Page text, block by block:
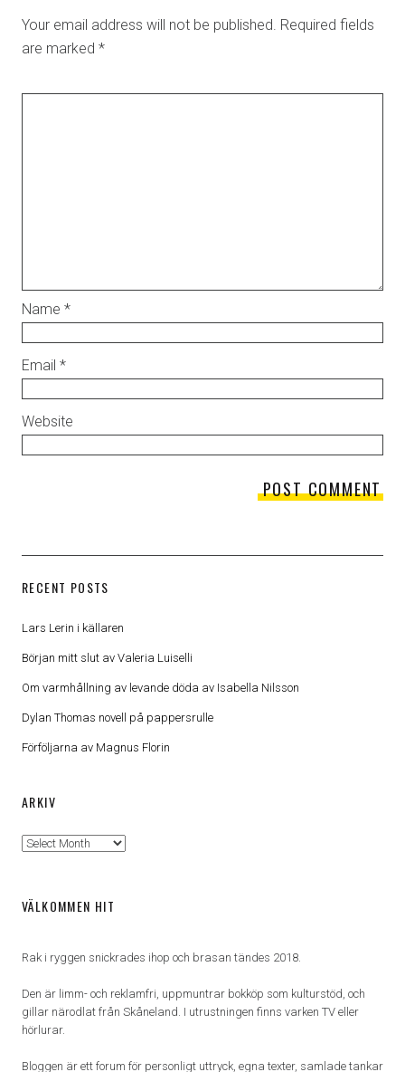
Your email address will not be published. Required fields
are marked *
Name *
Email *
Website
RECENT POSTS
Lars Lerin i källaren
Början mitt slut av Valeria Luiselli
Om varmhållning av levande döda av Isabella Nilsson
Dylan Thomas novell på pappersrulle
Förföljarna av Magnus Florin
ARKIV
Arkiv
VÄLKOMMEN HIT
Rak i ryggen snickrades ihop och brasan tändes 2018.
Den är limm- och reklamfri, uppmuntrar bokköp som kulturstöd, och
gillar närodlat från Skåneland. I utrustningen finns varken TV eller
hörlurar.
Bloggen är ett forum för personligt uttryck, egna texter, samlade tankar